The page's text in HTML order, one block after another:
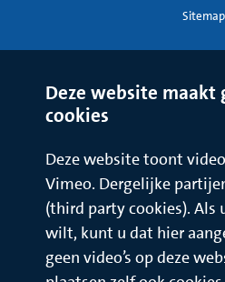
Sitemap
Deze website maakt
cookies
Deze website toont
Vimeo. Dergelijke
(third party cookies). Als
wilt, kunt u dat hier
geen video’s op deze